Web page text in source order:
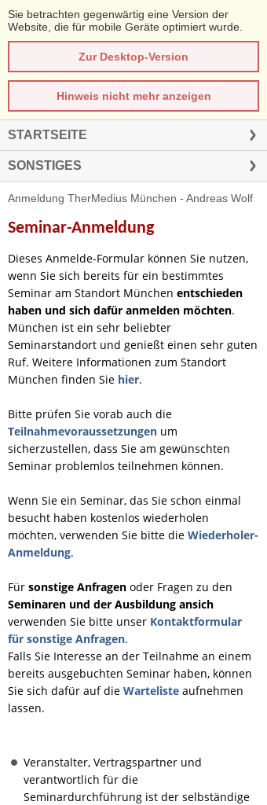
Sie betrachten gegenwärtig eine Version der
Website, die für mobile Geräte optimiert wurde.
Zur Desktop-Version
Hinweis nicht mehr anzeigen
STARTSEITE
SONSTIGES
Anmeldung TherMedius München - Andreas Wolf
Seminar-Anmeldung
Dieses Anmelde-Formular können Sie nutzen,
wenn Sie sich bereits für ein bestimmtes
Seminar am Standort München entschieden
haben und sich dafür anmelden möchten.
München ist ein sehr beliebter
Seminarstandort und genießt einen sehr guten
Ruf. Weitere Informationen zum Standort
München finden Sie hier.
Bitte prüfen Sie vorab auch die
Teilnahmevoraussetzungen um
sicherzustellen, dass Sie am gewünschten
Seminar problemlos teilnehmen können.
Wenn Sie ein Seminar, das Sie schon einmal
besucht haben kostenlos wiederholen
möchten, verwenden Sie bitte die Wiederholer-
Anmeldung.
Für sonstige Anfragen oder Fragen zu den
Seminaren und der Ausbildung ansich
verwenden Sie bitte unser Kontaktformular
für sonstige Anfragen.
Falls Sie Interesse an der Teilnahme an einem
bereits ausgebuchten Seminar haben, können
Sie sich dafür auf die Warteliste aufnehmen
lassen.
Veranstalter, Vertragspartner und
verantwortlich für die
Seminardurchführung ist der selbständige